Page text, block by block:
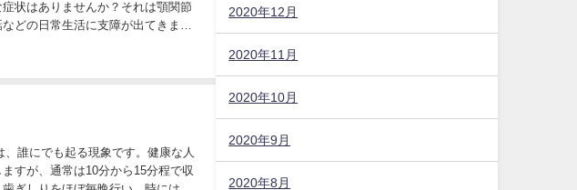
状はありませんか？それは顎関節
どの日常生活に支障が出てきま
誰にでも起る現象です。健康な人
すが、通常は10分から15分程で収
2020年12月
2020年11月
2020年10月
2020年9月
2020年8月